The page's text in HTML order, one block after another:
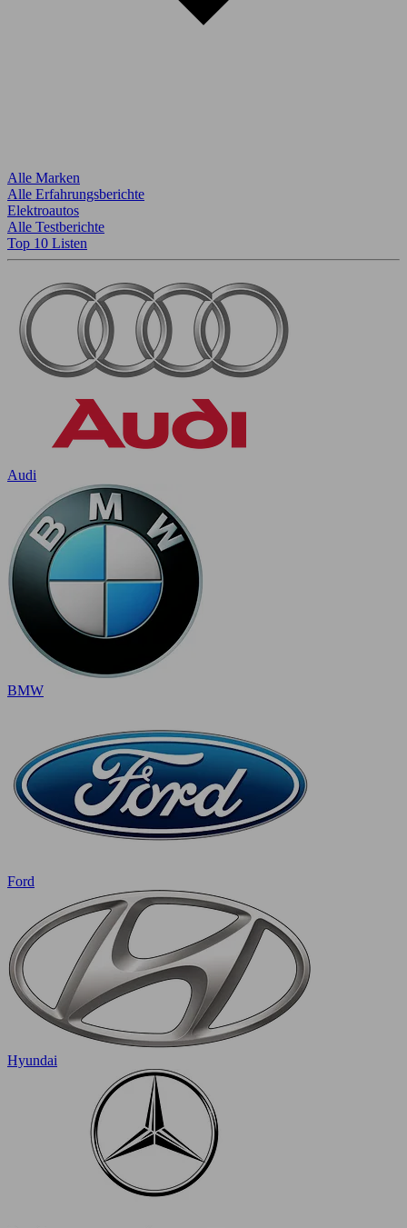
Alle Marken
Alle Erfahrungsberichte
Elektroautos
Alle Testberichte
Top 10 Listen
Audi
BMW
Ford
Hyundai